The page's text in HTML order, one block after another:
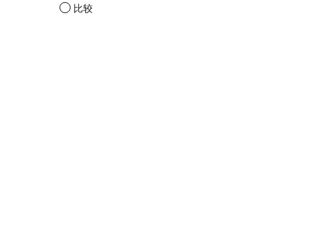
比较